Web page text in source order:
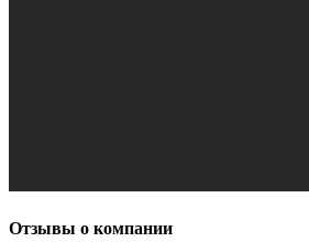
Отзывы о компании